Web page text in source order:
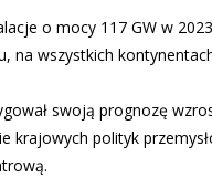
o mocy 117 GW w
na wszystkich
swoją prognozę
krajowych polityk